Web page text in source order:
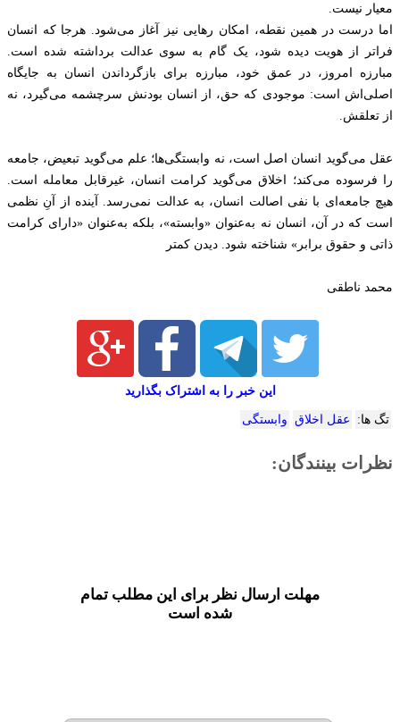
معیار نیست.
اما درست در همین نقطه، امکان رهایی نیز آغاز می‌شود. هرجا که انسان
فراتر از هویت دیده شود، یک گام به سوی عدالت برداشته شده است.
مبارزه امروز، در عمق خود، مبارزه برای بازگرداندن انسان به جایگاه
اصلی‌اش است: موجودی که حق، از انسان بودنش سرچشمه می‌گیرد، نه
از تعلقش.
عقل می‌گوید انسان اصل است، نه وابستگی‌ها؛ علم می‌گوید تبعیض، جامعه
را فرسوده می‌کند؛ اخلاق می‌گوید کرامت انسان، غیرقابل معامله است.
هیچ جامعه‌ای با نفی اصالت انسان، به عدالت نمی‌رسد. آینده از آنِ نظمی
است که در آن، انسان نه به‌عنوان «وابسته»، بلکه به‌عنوان «دارای کرامت
ذاتی و حقوق برابر» شناخته شود. دیدن کمتر
محمد ناطقی
این خبر را به اشتراک بگذارید
تگ ها: عقل اخلاق وابستگی
نظرات بینندگان:
مهلت ارسال نظر برای این مطلب تمام
شده است